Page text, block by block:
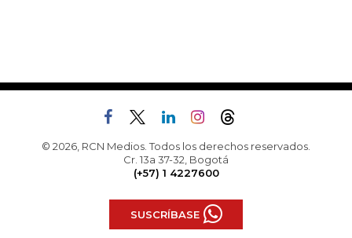
© 2026, RCN Medios. Todos los derechos reservados.
Cr. 13a 37-32, Bogotá
(+57) 1 4227600
SUSCRÍBASE